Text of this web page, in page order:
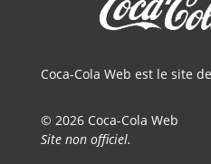
Coca-Cola Web est le site
© 2026 Coca-Cola Web
Site non officiel.